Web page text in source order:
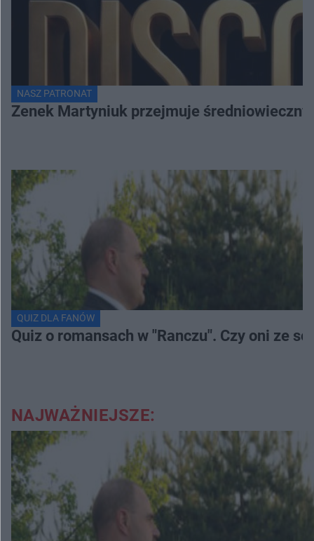
NASZ PATRONAT
Zenek Martyniuk przejmuje
QUIZ DLA FANÓW
Quiz o romansach w "Ranczu". Czy oni ze
NAJWAŻNIEJSZE: